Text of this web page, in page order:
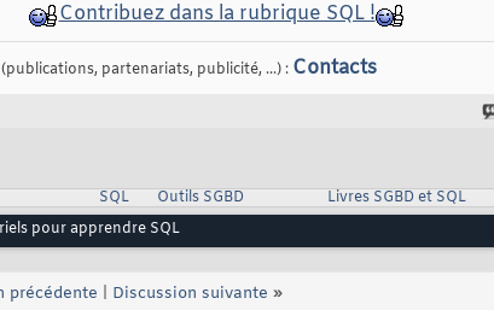
Contribuez dans la rubrique SQL !
partenariats, publicité, ...) : Contacts
SQL Outils SGBD
Livres SGBD et SQL
pour apprendre SQL
précédente Discussion suivante »